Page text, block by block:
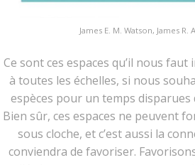
James E. M. Watson, James R.
Ce sont ces espaces qu’il nous
à toutes les échelles, si nous
espèces pour un temps disparues
Bien sûr, ces espaces ne peuvent
sous cloche, et c’est aussi la
conviendra de favoriser.